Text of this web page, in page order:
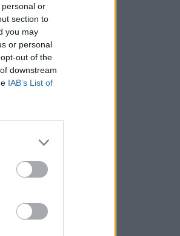
or
section to
you may
or personal
out of the
downstream
IAB’s List of